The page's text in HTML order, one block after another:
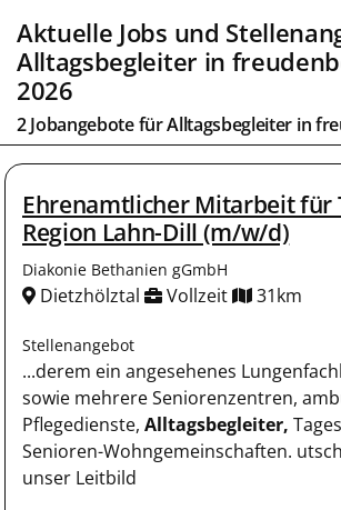
Aktuelle Jobs und
Alltagsbegleiter in
2026
2 Jobangebote fürAlltagsbegleiter in
Ehrenamtlicher Mitarbeit für
Region Lahn-Dill (m/w/d)
Diakonie Bethanien gGmbH
Dietzhölztal Vollzeit 31km
Stellenangebot
...derem ein angesehenes
sowie mehrere Seniorenzentren,
Pflegedienste, Alltagsbegleiter,
Senioren-Wohngemeinschaften.
unser Leitbild